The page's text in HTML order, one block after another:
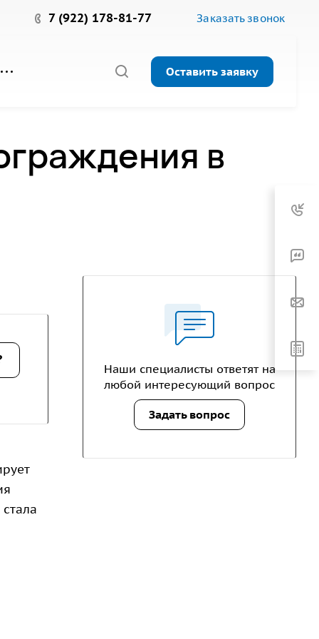
7 (922) 178-81-77 Заказать звонок
Оставить заявку
в
Наши специалисты ответят на
любой интересующий вопрос
Задать вопрос